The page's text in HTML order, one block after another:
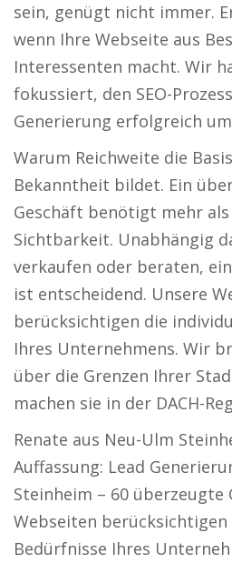
sein, genügt nicht immer.
wenn Ihre Webseite aus
Interessenten macht. Wir
fokussiert, den SEO-
Generierung erfolgreich
Warum Reichweite die
Bekanntheit bildet. Ein
Geschäft benötigt mehr
Sichtbarkeit. Unabhängig
verkaufen oder beraten,
ist entscheidend. Unsere
berücksichtigen die
Ihres Unternehmens. Wir
über die Grenzen Ihrer
machen sie in der DACH-
Renate aus Neu-Ulm
Auffassung: Lead
Steinheim – 60 überzeugte
Webseiten
Bedürfnisse Ihres